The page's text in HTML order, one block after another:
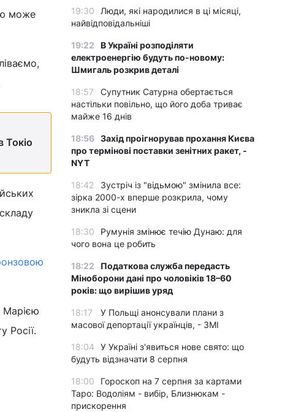
може
Токіо
Марією
Росії.
19:30
Люди, які народилися в ці місяці,
найвідповідальніші
19:22
В Україні розподіляти
електроенергію будуть по-новому:
Шмигаль розкрив деталі
18:57
Супутник Сатурна обертається
настільки повільно, що його доба триває
майже 16 днів
18:56 Захід проігнорував прохання Києва
про термінові поставки зенітних ракет, -
NYT
18:42
Зустріч із "відьмою" змінила все:
зірка 2000-х вперше розкрила, чому
зникла зі сцени
18:30
Румунія змінює течію Дунаю: для
чого вона це робить
18:22
Податкова служба передасть
Міноборони дані про чоловіків 18–60
років: що вирішив уряд
18:17
У Польщі анонсували плани з
масової депортації українців, - ЗМІ
18:04
У Україні з'явиться нове свято: що
будуть відзначати 8 серпня
18:00
Гороскоп на 7 серпня за картами
Таро: Водоліям - вибір, Близнюкам -
прискорення